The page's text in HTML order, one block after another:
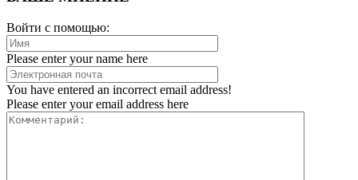
Войти с помощью:
Please enter your name here
You have entered an incorrect email address!
Please enter your email address here